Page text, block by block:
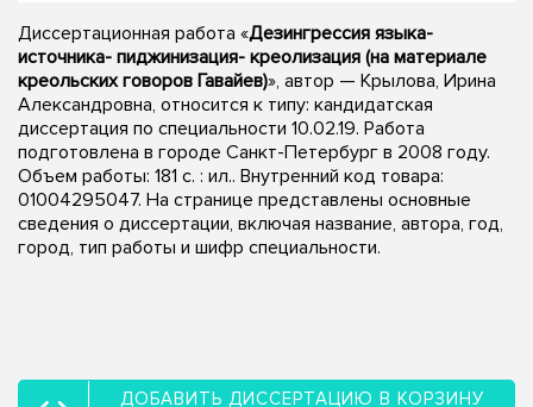
Диссертационная работа «Дезингрессия языка-
источника- пиджинизация- креолизация (на материале
креольских говоров Гавайев)», автор — Крылова, Ирина
Александровна, относится к типу: кандидатская
диссертация по специальности 10.02.19. Работа
подготовлена в городе Санкт-Петербург в 2008 году.
Объем работы: 181 с. : ил.. Внутренний код товара:
01004295047. На странице представлены основные
сведения о диссертации, включая название, автора, год,
город, тип работы и шифр специальности.
ДОБАВИТЬ ДИССЕРТАЦИЮ В КОРЗИНУ